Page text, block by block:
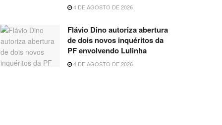
4 DE AGOSTO DE 2026
Flávio Dino autoriza abertura
de dois novos inquéritos da
PF envolvendo Lulinha
4 DE AGOSTO DE 2026